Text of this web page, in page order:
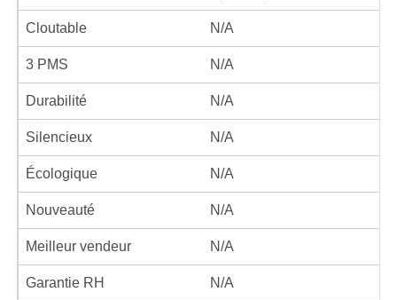
Cloutable N/A
3 PMS N/A
Durabilité N/A
Silencieux N/A
Écologique N/A
Nouveauté N/A
Meilleur vendeur N/A
Garantie RH N/A